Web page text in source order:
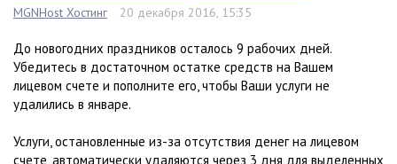
MGNHost Хостинг 20 декабря 2016, 15:35
До новогодних праздников осталось 9 рабочих дней.
Убедитесь в достаточном остатке средств на Вашем
лицевом счете и пополните его, чтобы Ваши услуги не
удалились в январе.
Услуги, остановленные из-за отсутствия денег на лицевом
счете, автоматически удаляются через 3 дня для выделенных